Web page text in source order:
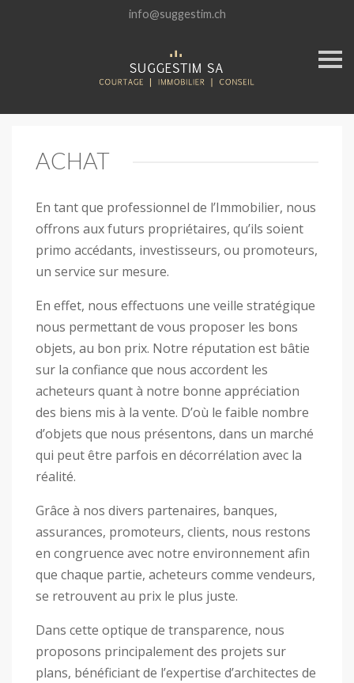
info@suggestim.ch
P
a
r
ACHAT
En tant que professionnel de l’Immobilier, nous
offrons aux futurs propriétaires, qu’ils soient
primo accédants, investisseurs, ou promoteurs,
un service sur mesure.
En effet, nous effectuons une veille stratégique
nous permettant de vous proposer les bons
objets, au bon prix. Notre réputation est bâtie
sur la confiance que nous accordent les
acheteurs quant à notre bonne appréciation
des biens mis à la vente. D’où le faible nombre
d’objets que nous présentons, dans un marché
qui peut être parfois en décorrélation avec la
réalité.
Grâce à nos divers partenaires, banques,
assurances, promoteurs, clients, nous restons
en congruence avec notre environnement afin
que chaque partie, acheteurs comme vendeurs,
se retrouvent au prix le plus juste.
Dans cette optique de transparence, nous
proposons principalement des projets sur
plans, bénéficiant de l’expertise d’architectes de